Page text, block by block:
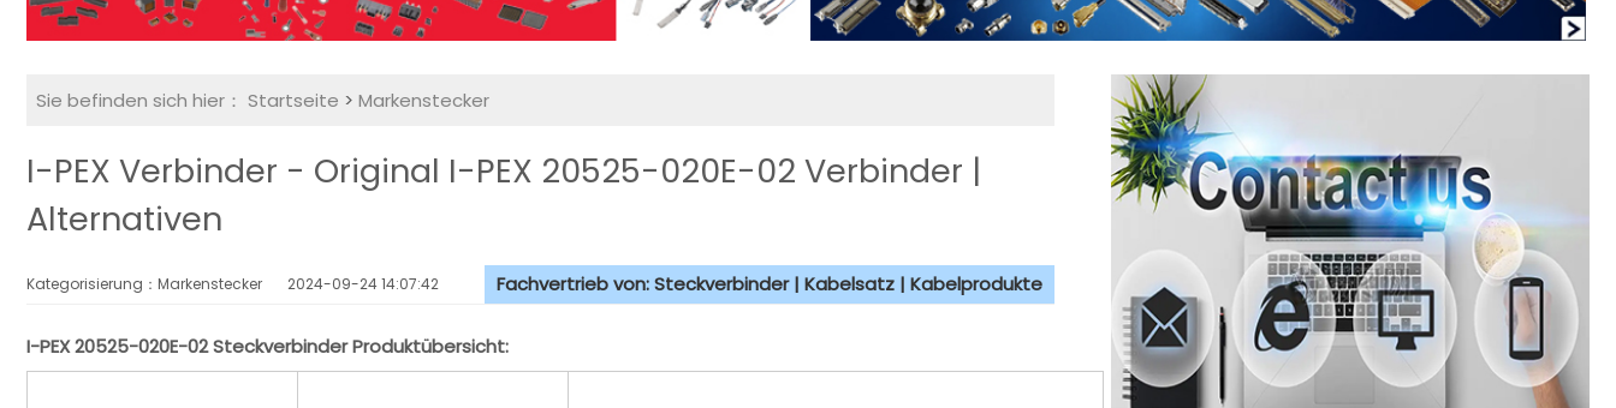
Sie befinden sich hier： Startseite > Markenstecker
I-PEX Verbinder - Original I-PEX 20525-020E-02 Verbinder |
Alternativen
Kategorisierung：Markenstecker 2024-09-24 14:07:42 Fachvertrieb von: Steckverbinder | Kabelsatz | Kabelprodukte
I-PEX 20525-020E-02 Steckverbinder Produktübersicht: